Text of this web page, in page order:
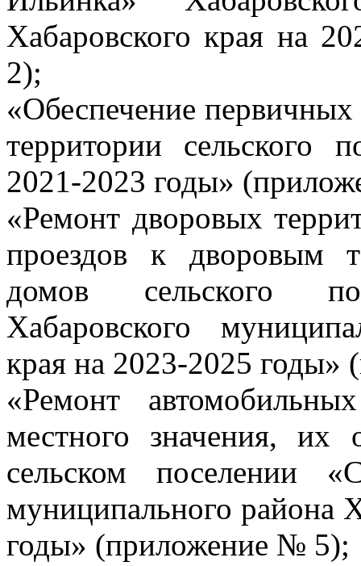
Хабаровского края на
2);
«Обеспечение
территории сельского
2021-2023 годы»
«Ремонт дворовых
проездов к дворовым
домов сельского
Хабаровского
края на 2023-2025
«Ремонт
местного значения, их
сельском поселении
муниципального района
годы» (приложение № 5);